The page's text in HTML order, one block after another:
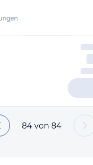
84 von 84